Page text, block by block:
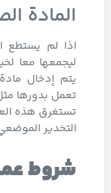
المادة
اذا لم يستطع
ليجمعها معا
يتم إدخال
تعمل بدورها
تستغرق هذه
التخدير
شروط